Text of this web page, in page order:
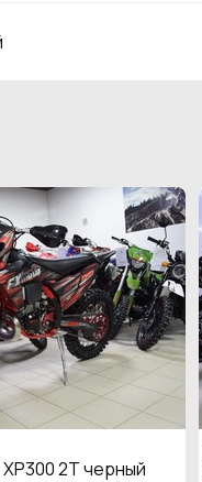
2T черный